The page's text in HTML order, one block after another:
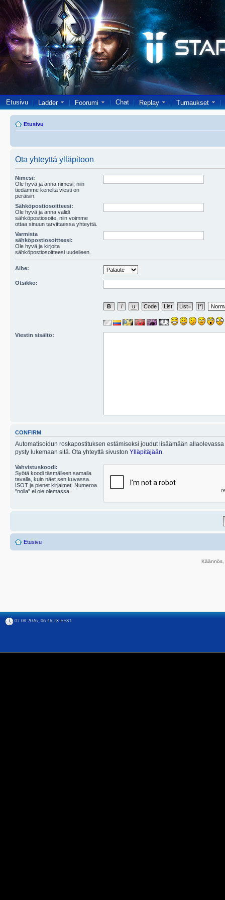
Etusivu Ladder Foorumi Chat Replay Turnaukset
Etusivu
Ota yhteyttä ylläpitoon
Nimesi:
Ole hyvä ja anna nimesi, niin
tiedämme keneltä viesti on
peräisin.
Sähköpostiosoitteesi:
Ole hyvä ja anna validi
sähköpostiosoite, niin voimme
ottaa sinuun tarvittaessa yhteyttä.
Varmista
sähköpostiosoitteesi:
Ole hyvä ja kirjoita
sähköpostiosoitteesi uudelleen.
Aihe:
Otsikko:
Viestin sisältö:
CONFIRM
Automatisoidun roskapostituksen estämiseksi joudut lisäämään
pysty lukemaan sitä. Ota yhteyttä sivuston Ylläpitäjään
Vahvistuskoodi:
Syötä koodi täsmälleen samalla
tavalla, kuin näet sen kuvassa.
ISOT ja pienet kirjaimet. Numeroa
"nolla" ei ole olemassa.
Etusivu
07.08.2026, 06:46:18 EEST